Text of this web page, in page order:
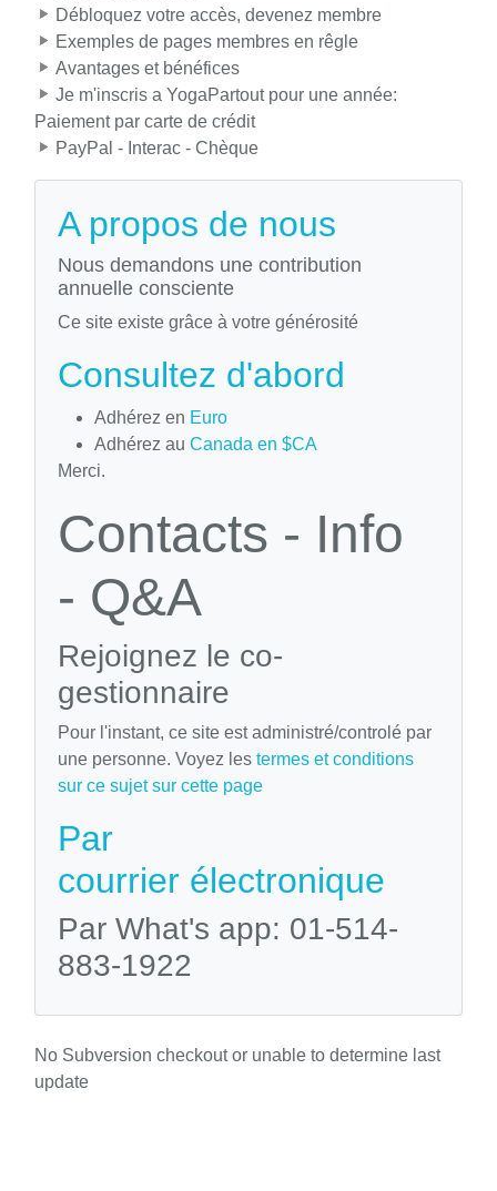
Débloquez votre accès, devenez membre
Exemples de pages membres en rêgle
Avantages et bénéfices
Je m'inscris a YogaPartout pour une année:
Paiement par carte de crédit
PayPal - Interac - Chèque
A propos de nous
Nous demandons une contribution
annuelle consciente
Ce site existe grâce à votre générosité
Consultez d'abord
Adhérez en Euro
Adhérez au Canada en $CA
Merci.
Contacts - Info
- Q&A
Rejoignez le co-
gestionnaire
Pour l'instant, ce site est administré/controlé par
une personne. Voyez les termes et conditions
sur ce sujet sur cette page
Par
courrier électronique
Par What's app: 01-514-
883-1922
No Subversion checkout or unable to determine last
update